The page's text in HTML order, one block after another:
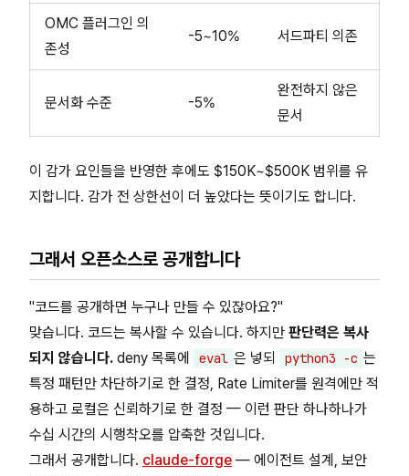
OMC 플러그인 의
존성
-5~10% 서드파티 의존
문서화 수준 -5%
완전하지 않은
문서
이 감가 요인들을 반영한 후에도 $150K~$500K 범위를 유
지합니다. 감가 전 상한선이 더 높았다는 뜻이기도 합니다.
그래서 오픈소스로 공개합니다
"코드를 공개하면 누구나 만들 수 있잖아요?"
맞습니다. 코드는 복사할 수 있습니다. 하지만 판단력은 복사
되지 않습니다. deny 목록에 eval 은 넣되 python3 -c 는
특정 패턴만 차단하기로 한 결정, Rate Limiter를 원격에만 적
용하고 로컬은 신뢰하기로 한 결정 — 이런 판단 하나하나가
수십 시간의 시행착오를 압축한 것입니다.
그래서 공개합니다. claude-forge — 에이전트 설계, 보안